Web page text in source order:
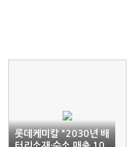
롯데케미칼 "2030년 배